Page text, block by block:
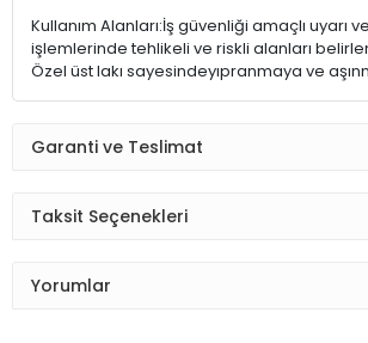
Kullanım Alanları:İş güvenliği amaçlı uyarı
işlemlerinde tehlikeli ve riskli alanları
Özel üst lakı sayesindeyıpranmaya ve
Garanti ve Teslimat
Taksit Seçenekleri
Yorumlar